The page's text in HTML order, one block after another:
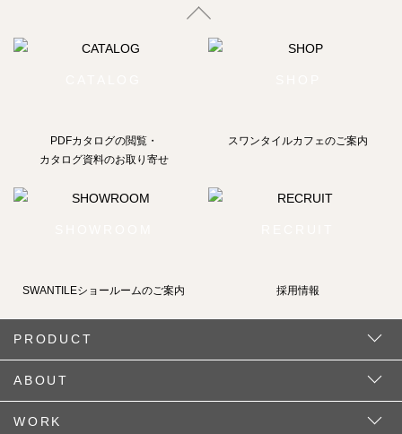
PDFカタログの閲覧・
カタログ資料のお取り寄せ
スワンタイルカフェのご案内
SWANTILEショールームのご案内 採用情報
PRODUCT
ABOUT
WORK